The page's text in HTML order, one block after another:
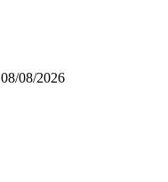
08/08/2026